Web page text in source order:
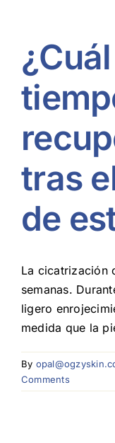
Contacto
Blog
tras
de
La cicatrización
semanas.
ligero
medida que la
By
Comments